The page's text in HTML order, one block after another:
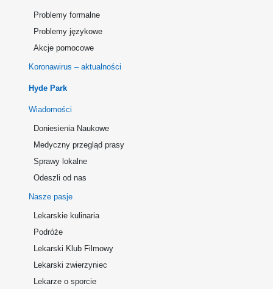
Problemy formalne
Problemy językowe
Akcje pomocowe
Koronawirus – aktualności
Hyde Park
Wiadomości
Doniesienia Naukowe
Medyczny przegląd prasy
Sprawy lokalne
Odeszli od nas
Nasze pasje
Lekarskie kulinaria
Podróże
Lekarski Klub Filmowy
Lekarski zwierzyniec
Lekarze o sporcie